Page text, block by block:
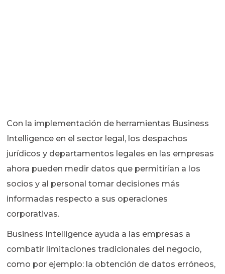
Con la implementación de herramientas Business
Intelligence en el sector legal, los despachos
jurídicos y departamentos legales en las empresas
ahora pueden medir datos que permitirían a los
socios y al personal tomar decisiones más
informadas respecto a sus operaciones
corporativas.
Business Intelligence ayuda a las empresas a
combatir limitaciones tradicionales del negocio,
como por ejemplo: la obtención de datos erróneos,